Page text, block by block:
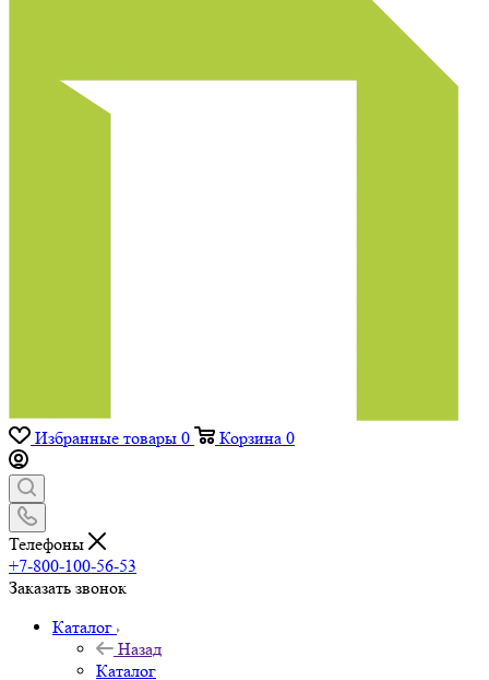
Избранные товары 0 Корзина 0
Телефоны
+7-800-100-56-53
Заказать звонок
Каталог
Назад
Каталог